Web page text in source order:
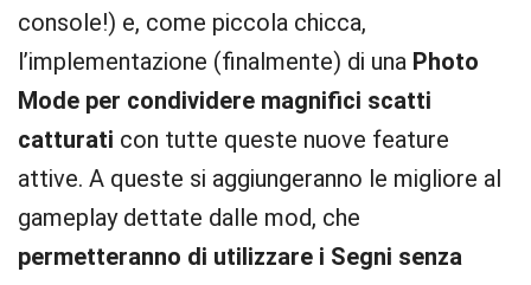
console!) e, come piccola chicca,
l’implementazione (finalmente) di una Photo
Mode per condividere magnifici scatti
catturati con tutte queste nuove feature
attive. A queste si aggiungeranno le migliore al
gameplay dettate dalle mod, che
permetteranno di utilizzare i Segni senza